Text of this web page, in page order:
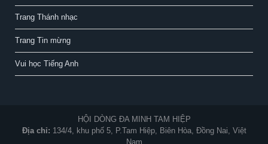
Trang Thánh nhạc
Trang Tin mừng
Vui học Tiếng Anh
HỘI DÒNG ĐA MINH TAM HIỆP
Địa chỉ: 134/4, khu phố 5, P.Tam Hiệp, Biên Hòa, Đồng Nai, Việt
Nam